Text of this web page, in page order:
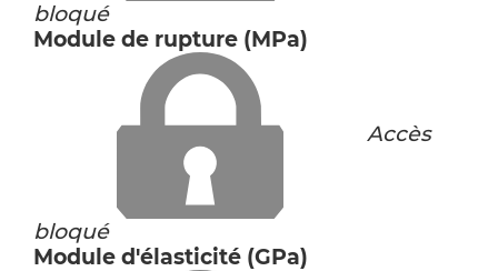
bloqué
Module de rupture (MPa)
Accès
bloqué
Module d'élasticité (GPa)